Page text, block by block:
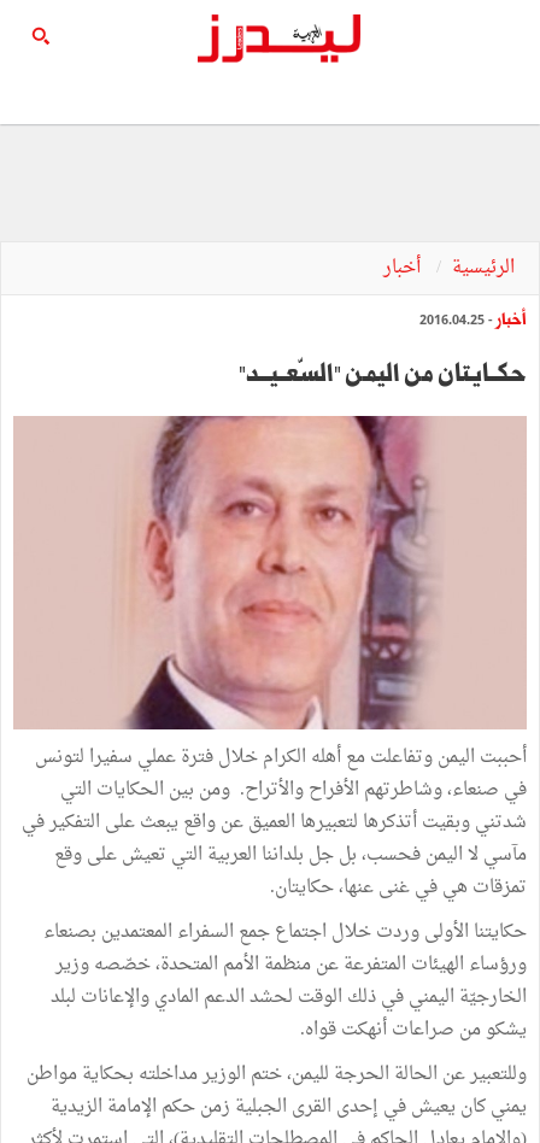
الرئيسية أخبار
أخبار - 2016.04.25
حكــايتان‭ ‬من‭ ‬اليمـن "السّعــيـــد"
أحببت اليمنوتفاعلتمعأهله الكرامخلالفترةعملي سفيرا لتونس
في صنعاء،وشاطرتهم الأفراحوالأتراح. ومن بين الحكايات التي
شدتنيوبقيتأتذكرها لتعبيرها العميقعنواقع يبعثعلى التفكيرفي
مآسي لااليمنفحسب،بلجل بلداننا العربية التي تعيشعلىوقع
تمزقات هيفيغنىعنها،حكايتان.
حكايتنا الأولىوردتخلال اجتماعجمع السفراء المعتمدين بصنعاء
ورؤساء الهيئات المتفرعةعنمنظمة الأمم المتحدة،خصّصهوزير
الخارجيّة اليمنيفيذلك الوقت لحشدالدعم الماديوالإعانات لبلد
يشكومن صراعاتأنهكتقواه.
وللتعبيرعن الحالة الحرجة لليمن،ختم الوزيرمداخلته بحكايةمواطن
يمنيكان يعيشفي إحدى القرى الجبلية زمنحكم الإمامة الزيدية